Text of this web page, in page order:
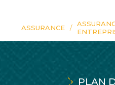
ASSURANCE
PLAN